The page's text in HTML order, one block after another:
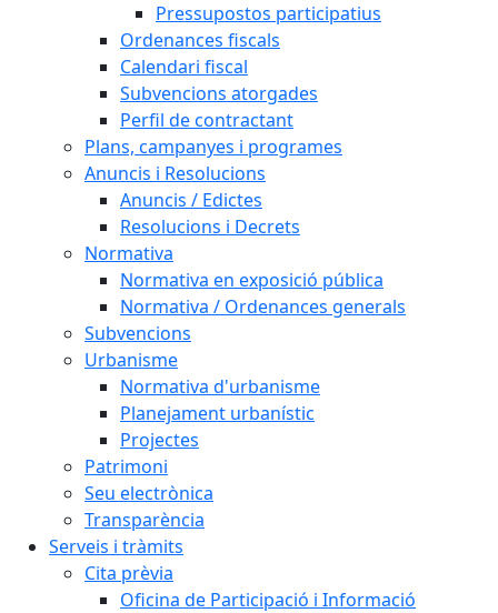
Pressupostos participatius
Ordenances fiscals
Calendari fiscal
Subvencions atorgades
Perfil de contractant
Plans, campanyes i programes
Anuncis i Resolucions
Anuncis / Edictes
Resolucions i Decrets
Normativa
Normativa en exposició pública
Normativa / Ordenances generals
Subvencions
Urbanisme
Normativa d'urbanisme
Planejament urbanístic
Projectes
Patrimoni
Seu electrònica
Transparència
Serveis i tràmits
Cita prèvia
Oficina de Participació i Informació